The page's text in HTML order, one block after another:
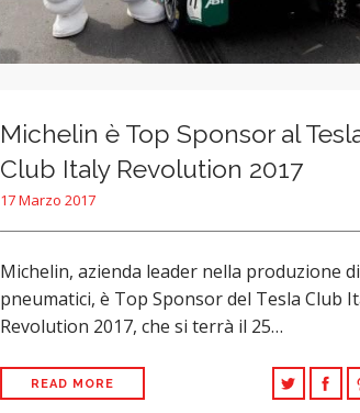
Michelin è Top Sponsor al
Club Italy Revolution 2017
17 Marzo 2017
Michelin, azienda leader nella produzione di
pneumatici, è Top Sponsor del Tesla Club
Revolution 2017, che si terrà il 25…
READ MORE